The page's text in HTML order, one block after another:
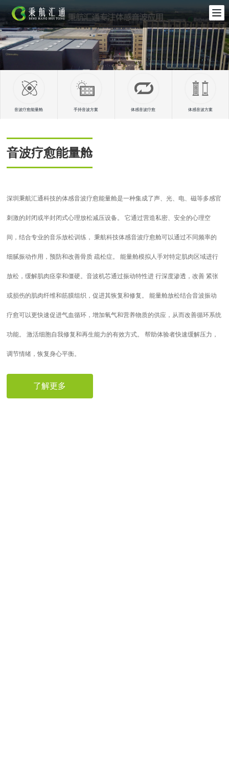
音波疗愈能量舱 手持音波方案 体感音波疗愈 体感音波方案
音波疗愈能量舱
深圳秉航汇通科技的体感音波疗愈能量舱是一种集成了声、光、电、磁等多感官
刺激的封闭或半封闭式心理放松减压设备。 它通过营造私密、安全的心理空
间，结合专业的音乐放松训练， 秉航科技体感音波疗愈舱可以通过不同频率的
细腻振动作用，预防和改善骨质 疏松症。 能量舱模拟人手对特定肌肉区域进行
放松，缓解肌肉痉挛和僵硬。音波机芯通过振动特性进 行深度渗透，改善 紧张
或损伤的肌肉纤维和筋膜组织，促进其恢复和修复。 能量舱放松结合音波振动
疗愈可以更快速促进气血循环，增加氧气和营养物质的供应，从而改善循环系统
功能。 激活细胞自我修复和再生能力的有效方式。 帮助体验者快速缓解压力，
调节情绪，恢复身心平衡。
了解更多